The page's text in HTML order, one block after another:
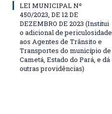
LEI MUNICIPAL Nº
450/2023, DE 12 DE
DEZEMBRO DE 2023 (Institui
o adicional de periculosidade
aos Agentes de Trânsito e
Transportes do município de
Cametá, Estado do Pará, e dá
outras providências)